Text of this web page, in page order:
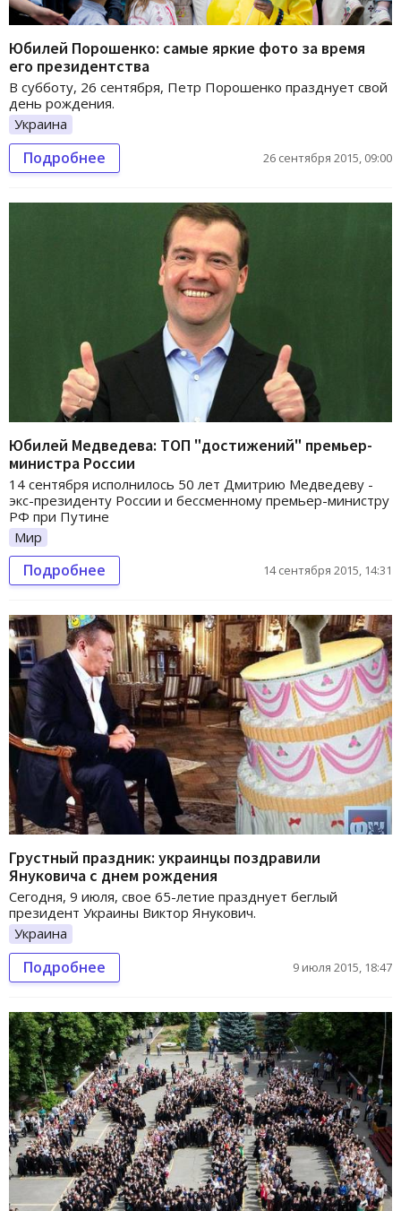
Юбилей Порошенко: самые яркие фото за время
его президентства
В субботу, 26 сентября, Петр Порошенко празднует свой
день рождения.
Украина
Подробнее 26 сентября 2015, 09:00
Юбилей Медведева: ТОП "достижений" премьер-
министра России
14 сентября исполнилось 50 лет Дмитрию Медведеву -
экс-президенту России и бессменному премьер-министру
РФ при Путине
Мир
Подробнее 14 сентября 2015, 14:31
Грустный праздник: украинцы поздравили
Януковича с днем рождения
Сегодня, 9 июля, свое 65-летие празднует беглый
президент Украины Виктор Янукович.
Украина
Подробнее 9 июля 2015, 18:47